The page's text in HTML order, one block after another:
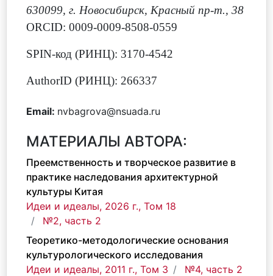
630099, г. Новосибирск, Красный пр-т., 38
ORCID: 0009-0009-8508-0559
SPIN-код (РИНЦ): 3170-4542
AuthorID (РИНЦ): 266337
Email: nvbagrova@nsuada.ru
МАТЕРИАЛЫ АВТОРА:
Преемственность и творческое развитие в
практике наследования архитектурной
культуры Китая
Идеи и идеалы, 2026 г., Том 18
№2, часть 2
Теоретико-методологические основания
культурологического исследования
Идеи и идеалы, 2011 г., Том 3
№4, часть 2